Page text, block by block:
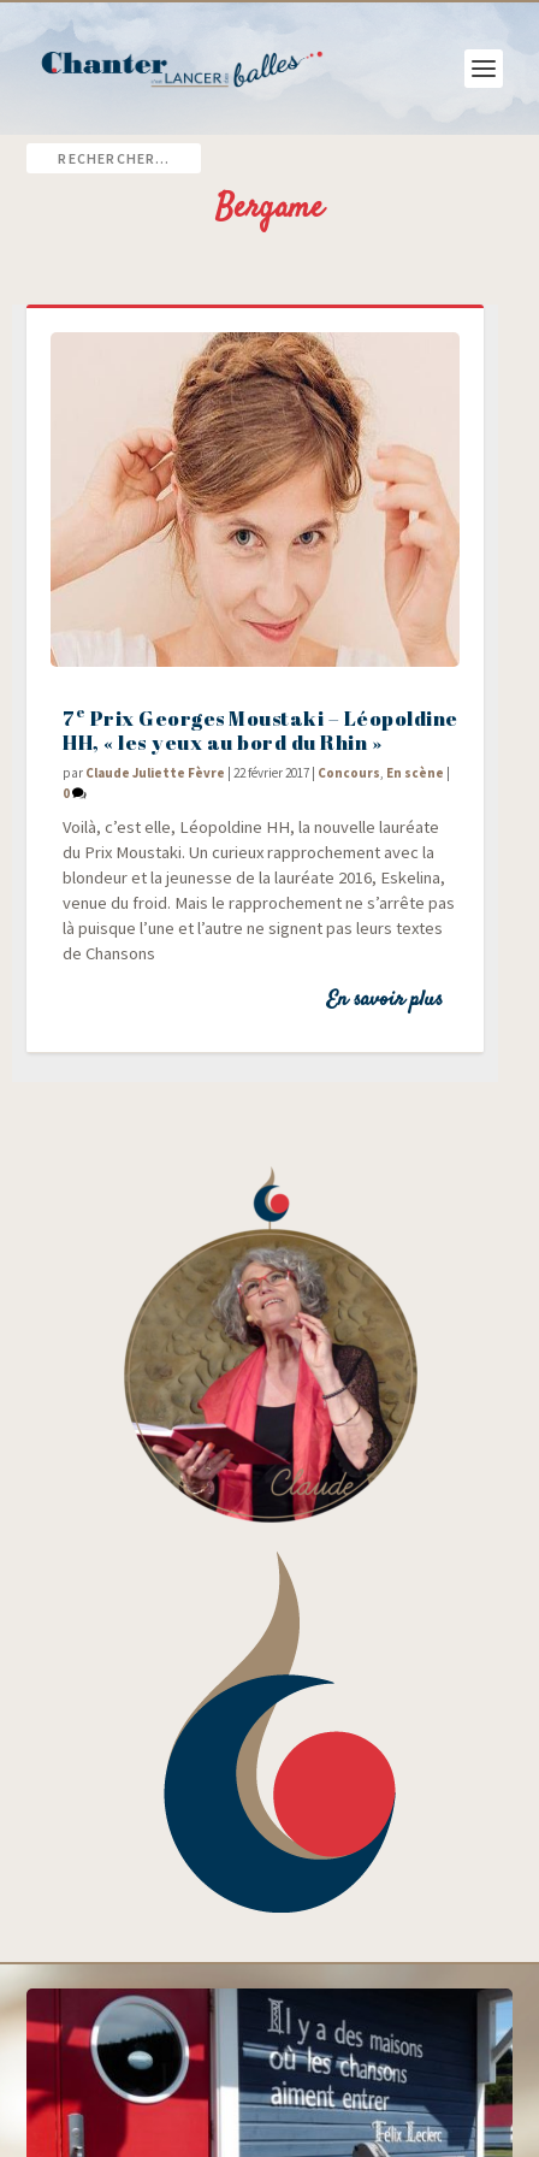
Bergame
7e Prix Georges Moustaki – Léopoldine
HH, « les yeux au bord du Rhin »
par Claude Juliette Fèvre |22 février 2017 | Concours En scène |
0
Voi­là, c’est elle, Léo­pol­dine HH, la nou­velle lau­réate
du Prix Mous­ta­ki. Un curieux rap­pro­che­ment avec la
blon­deur et la jeu­nesse de la lau­réate 2016, Eske­li­na,
venue du froid. Mais le rap­pro­che­ment ne s’arrête pas
là puisque l’une et l’autre ne signent pas leurs textes
de Chansons
En savoir plus